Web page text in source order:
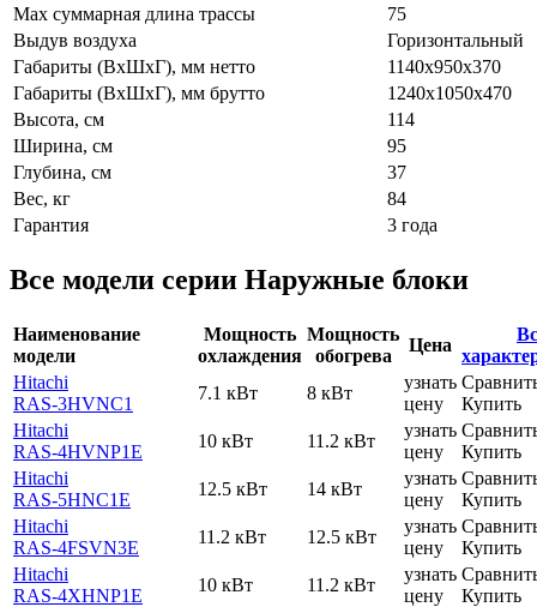
Max суммарная длина трассы
75
Выдув воздуха
Горизонтальный
Габариты (ВxШxГ), мм нетто
1140х950х370
Габариты (ВxШxГ), мм брутто
1240х1050х470
Высота, см
114
Ширина, см
95
Глубина, см
37
Вес, кг
84
Гарантия
3 года
Все модели серии Наружные блоки
Наименование
модели
Мощность
охлаждения
Мощность
обогрева
Цена
Hitachi
RAS-3HVNC1
7.1 кВт 8 кВт
узнать
цену
Купить
Hitachi
RAS-4HVNP1E
10 кВт 11.2 кВт
узнать
цену
Купить
Hitachi
RAS-5HNC1E
12.5 кВт 14 кВт
узнать
цену
Купить
Hitachi
RAS-4FSVN3E
11.2 кВт 12.5 кВт
узнать
цену
Купить
Hitachi
RAS-4XHNP1E
10 кВт 11.2 кВт
узнать
цену
Купить